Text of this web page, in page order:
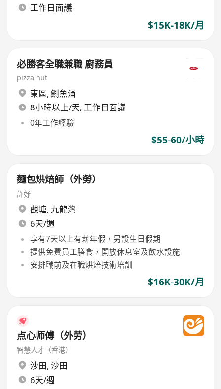
工作日面議
$15K-18K/月
必勝客全職兼職 廚務員
pizza hut
東區, 鰂魚涌
8小時以上/天, 工作日面議
0年工作經驗
$55-60/小時
麵包烘焙師（外勞）
許妤
觀塘, 九龍灣
6天/週
享有7天以上有薪年假，另設生日假期
提供免費員工膳食，開放休息室及飲水設施
安排職前及在職烘焙技術培訓
$16K-30K/月
点心师傅（外劳）
智慧人才（香港）
沙田, 沙田
6天/週